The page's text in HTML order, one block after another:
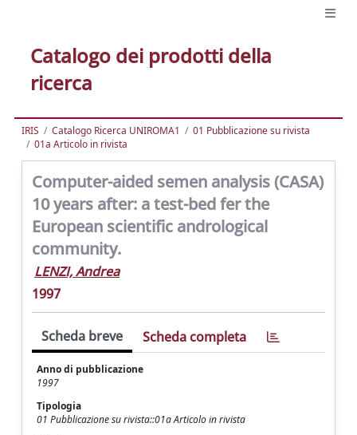
Catalogo dei prodotti della
ricerca
IRIS Catalogo Ricerca UNIROMA1
01 Pubblicazione su rivista
01a Articolo in rivista
Computer-aided semen analysis (CASA)
10 years after: a test-bed fer the
European scientific andrological
community.
LENZI, Andrea
1997
Scheda breve Scheda completa
Anno di pubblicazione
1997
Tipologia
01 Pubblicazione su rivista::01a Articolo in rivista